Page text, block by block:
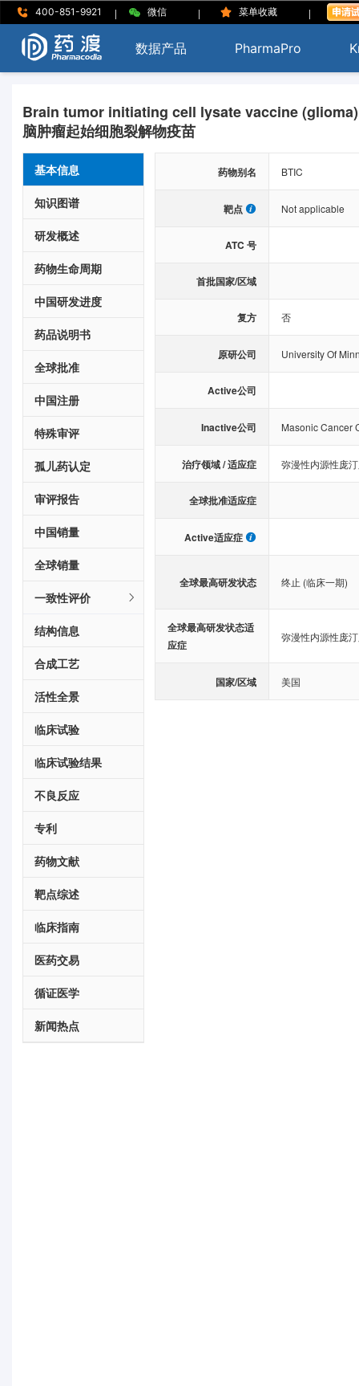
400-851-9921 | 微信 | 菜单收藏 |
数据产品 PharmaPro
Brain tumor initiating cell lysate vaccine
脑肿瘤起始细胞裂解物疫苗
基本信息
知识图谱
研发概述
药物生命周期
中国研发进度
药品说明书
全球批准
中国注册
特殊审评
孤儿药认定
审评报告
中国销量
全球销量
一致性评价
结构信息
合成工艺
活性全景
临床试验
临床试验结果
不良反应
专利
药物文献
靶点综述
临床指南
医药交易
循证医学
新闻热点
药物别名 BTIC
靶点 Not applicable
ATC 号
首批国家/区域
复方 否
原研公司 University Of
Active公司
Inactive公司 Masonic Cancer
治疗领域 / 适应症 弥漫性内源性庞
全球批准适应症
Active适应症
全球最高研发状态 终止 (临床一期)
全球最高研发状态适
应症
弥漫性内源性庞
国家/区域 美国